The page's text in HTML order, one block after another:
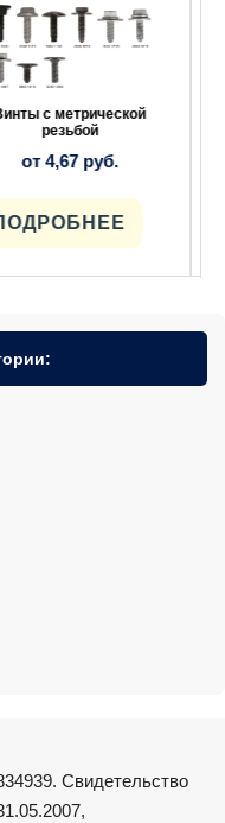
Крепежные детали
MITSUBISHI
от7,46руб.
ПОДРОБНЕЕ
Свидетельство